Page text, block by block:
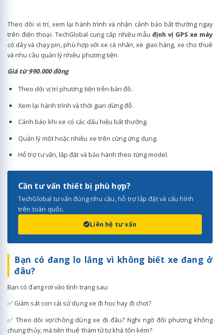
Theo dõi vị trí, xem lại hành trình và nhận cảnh báo bất thường ngay
trên điện thoại. TechGlobal cung cấp nhiều mẫu định vị GPS xe máy
có dây và chạy pin, phù hợp với xe cá nhân, xe giao hàng, xe cho thuê
và nhu cầu quản lý nhiều phương tiện.
Giá từ 990.000 đồng
Theo dõi vị trí phương tiện trên bản đồ.
Xem lại hành trình và thời gian dừng đỗ.
Cảnh báo khi xe có các dấu hiệu bất thường.
Quản lý một hoặc nhiều xe trên cùng ứng dụng.
Hỗ trợ tư vấn, lắp đặt và bảo hành theo từng model.
Cần tư vấn thiết bị phù hợp?
TechGlobal tư vấn đúng nhu cầu, hỗ trợ lắp đặt và cấu hình
trên toàn quốc.
Liên hệ tư vấn
Bạn có đang lo lắng vì không biết xe đang ở
đâu?
Bạn có đang rơi vào tình trạng sau:
✅ Giám sát con cái sử dụng xe đi học hay đi chơi?
✅ Theo dõi vợ/chồng dùng xe đi đâu? Nghi ngờ đối phương không
chung thủy, mà tiền thuê thám tử tư khá tốn kém?